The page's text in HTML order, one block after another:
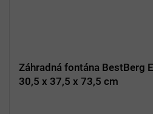
Záhradná fontána BestBerg
30,5 x 37,5 x 73,5 cm